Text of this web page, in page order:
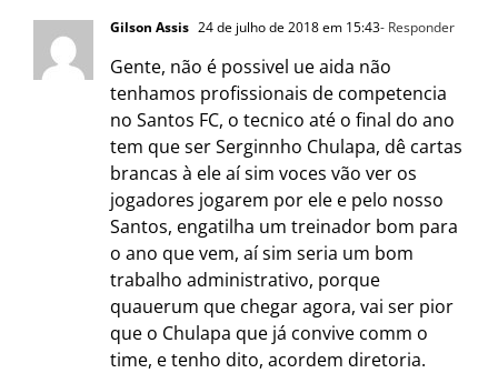
Gilson Assis 24 de julho de 2018 em 15:43- Responder
Gente, não é possivel ue aida não
tenhamos profissionais de competencia
no Santos FC, o tecnico até o final do ano
tem que ser Serginnho Chulapa, dê cartas
brancas à ele aí sim voces vão ver os
jogadores jogarem por ele e pelo nosso
Santos, engatilha um treinador bom para
o ano que vem, aí sim seria um bom
trabalho administrativo, porque
quauerum que chegar agora, vai ser pior
que o Chulapa que já convive comm o
time, e tenho dito, acordem diretoria.